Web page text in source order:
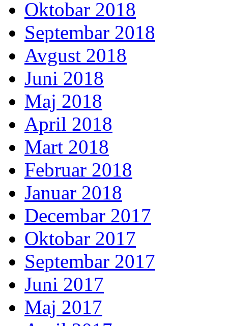
Oktobar 2018
Septembar 2018
Avgust 2018
Juni 2018
Maj 2018
April 2018
Mart 2018
Februar 2018
Januar 2018
Decembar 2017
Oktobar 2017
Septembar 2017
Juni 2017
Maj 2017